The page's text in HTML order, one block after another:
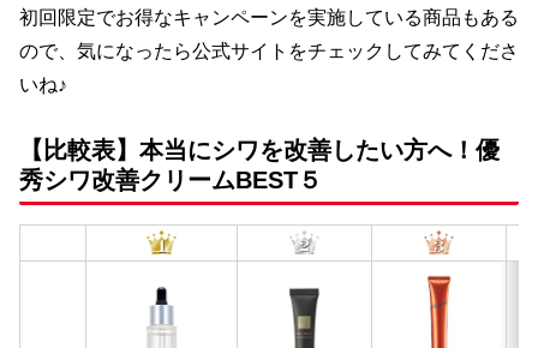
初回限定でお得なキャンペーンを実施している商品もある
ので、気になったら公式サイトをチェックしてみてくださ
いね♪
【比較表】本当にシワを改善したい方へ！優
秀シワ改善クリームBEST５